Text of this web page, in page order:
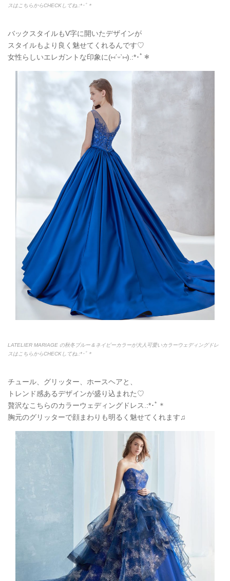
スはこちらからCHECKしてね.:*･ﾟ＊
バックスタイルもV字に開いたデザインが
スタイルもより良く魅せてくれるんです♡
女性らしいエレガントな印象に(⑅ˊᵕˋ⑅).:*･ﾟ＊
LATELIER MARIAGE の秋冬ブルー＆ネイビーカラーが大人可愛いカラーウェディングドレ
スはこちらからCHECKしてね.:*･ﾟ＊
チュール、グリッター、ホースヘアと、
トレンド感あるデザインが盛り込まれた♡
贅沢なこちらのカラーウェディングドレス.:*･ﾟ＊
胸元のグリッターで顔まわりも明るく魅せてくれます♫